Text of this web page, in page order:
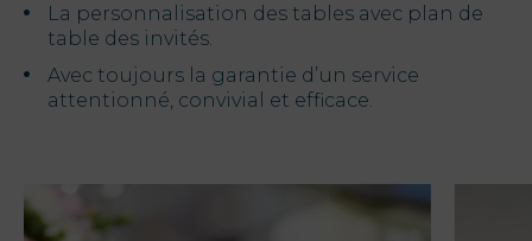
La personnalisation des tables avec plan de
table des invités.
Avec toujours la garantie d’un service
attentionné, convivial et efficace.